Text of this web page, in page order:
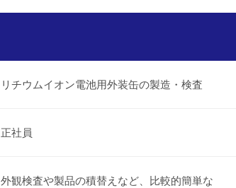
リチウムイオン電池用外装缶の製造・検査
正社員
外観検査や製品の積替えなど、比較的簡単な